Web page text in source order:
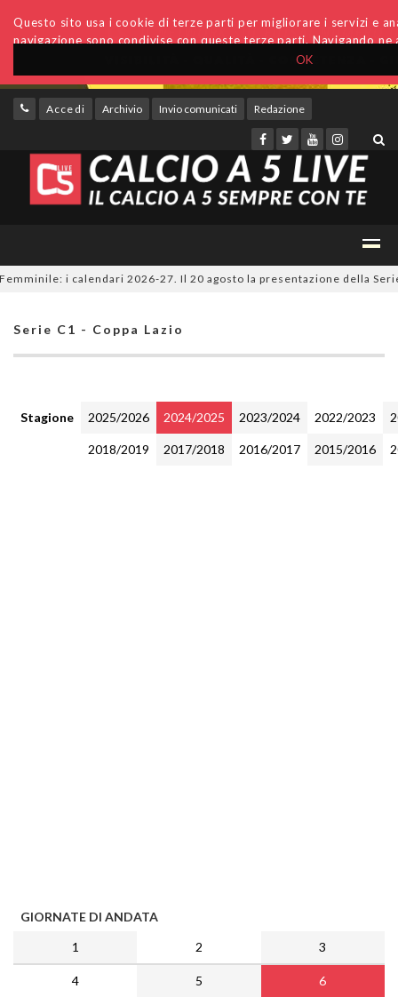
OK
Questo sito usa i cookie di terze parti per migliorare i servizi e
navigazione sono condivise con queste terze parti. Navigando
Accedi Archivio Invio comunicati Redazione
i calendari 2026-27. Il 20 agosto la presentazione della Serie A
Serie C1 - Coppa Lazio
Stagione 2025/2026 2024/2025 2023/2024 2022/2023
2018/2019 2017/2018 2016/2017 2015/2016
GIORNATE DI ANDATA
1
2 3
4 5
6